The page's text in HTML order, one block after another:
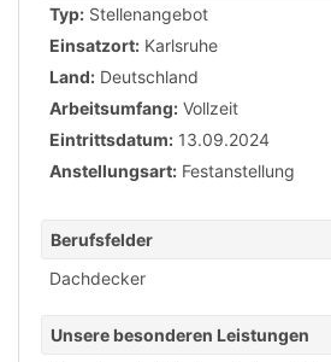
Typ: Stellenangebot
Einsatzort: Karlsruhe
Land: Deutschland
Arbeitsumfang: Vollzeit
Eintrittsdatum: 13.09.2024
Anstellungsart: Festanstellung
Berufsfelder
Dachdecker
Unsere besonderen Leistungen